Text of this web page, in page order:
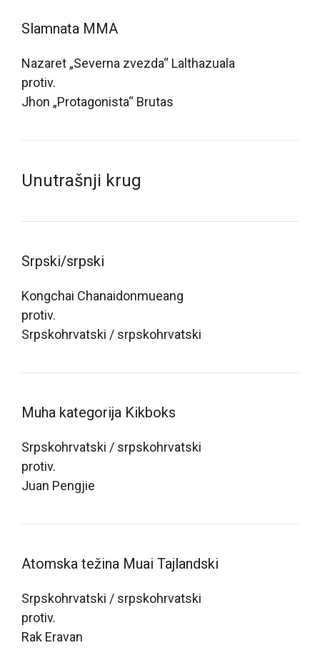
Slamnata MMA
Nazaret „Severna zvezda“ Lalthazuala
protiv.
Jhon „Protagonista“ Brutas
Unutrašnji krug
Srpski/srpski
Kongchai Chanaidonmueang
protiv.
Srpskohrvatski / srpskohrvatski
Muha kategorija Kikboks
Srpskohrvatski / srpskohrvatski
protiv.
Juan Pengjie
Atomska težina Muai Tajlandski
Srpskohrvatski / srpskohrvatski
protiv.
Rak Eravan